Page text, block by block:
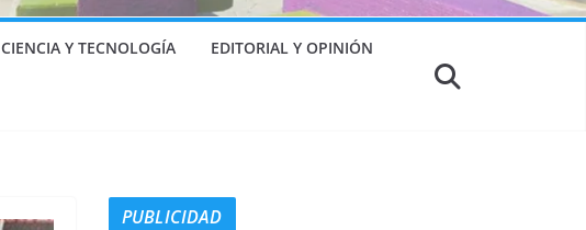
CIENCIA Y TECNOLOGÍA EDITORIAL Y OPINIÓN
PUBLICIDAD